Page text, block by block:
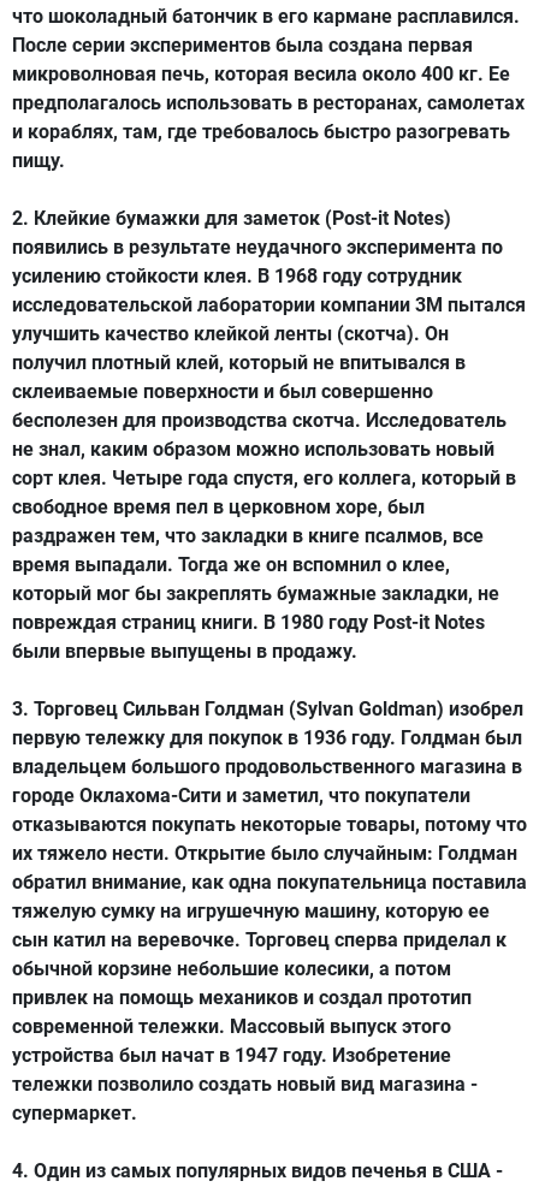
что шоколадный батончик в его кармане расплавился.
После серии экспериментов была создана первая
микроволновая печь, которая весила около 400 кг. Ее
предполагалось использовать в ресторанах, самолетах
и кораблях, там, где требовалось быстро разогревать
пищу.
2. Клейкие бумажки для заметок (Post-it Notes)
появились в результате неудачного эксперимента по
усилению стойкости клея. В 1968 году сотрудник
исследовательской лаборатории компании 3M пытался
улучшить качество клейкой ленты (скотча). Он
получил плотный клей, который не впитывался в
склеиваемые поверхности и был совершенно
бесполезен для производства скотча. Исследователь
не знал, каким образом можно использовать новый
сорт клея. Четыре года спустя, его коллега, который в
свободное время пел в церковном хоре, был
раздражен тем, что закладки в книге псалмов, все
время выпадали. Тогда же он вспомнил о клее,
который мог бы закреплять бумажные закладки, не
повреждая страниц книги. В 1980 году Post-it Notes
были впервые выпущены в продажу.
3. Торговец Сильван Голдман (Sylvan Goldman) изобрел
первую тележку для покупок в 1936 году. Голдман был
владельцем большого продовольственного магазина в
городе Оклахома-Сити и заметил, что покупатели
отказываются покупать некоторые товары, потому что
их тяжело нести. Открытие было случайным: Голдман
обратил внимание, как одна покупательница поставила
тяжелую сумку на игрушечную машину, которую ее
сын катил на веревочке. Торговец сперва приделал к
обычной корзине небольшие колесики, а потом
привлек на помощь механиков и создал прототип
современной тележки. Массовый выпуск этого
устройства был начат в 1947 году. Изобретение
тележки позволило создать новый вид магазина -
супермаркет.
4. Один из самых популярных видов печенья в США -